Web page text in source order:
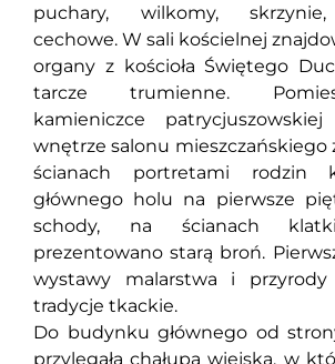
puchary, wilkomy,
cechowe. W sali kościelnej
organy z kościoła Świętego
tarcze trumienne.
kamieniczce patrycjuszowskiej
wnętrze salonu mieszczańskiego
ścianach portretami rodzin
głównego holu na pierwsze
schody, na ścianach
prezentowano starą broń.
wystawy malarstwa i przyrody
tradycje tkackie.
Do budynku głównego od
przylegała chałupa wiejska, w